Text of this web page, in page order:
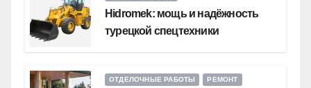
Hidromek: мощь и надёжность
турецкой спецтехники
ОТДЕЛОЧНЫЕ РАБОТЫ
РЕМОНТ